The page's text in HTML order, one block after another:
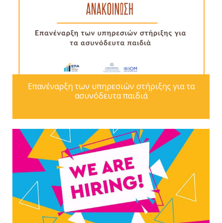
Επανέναρξη των υπηρεσιών στήριξης για τα
ασυνόδευτα παιδιά